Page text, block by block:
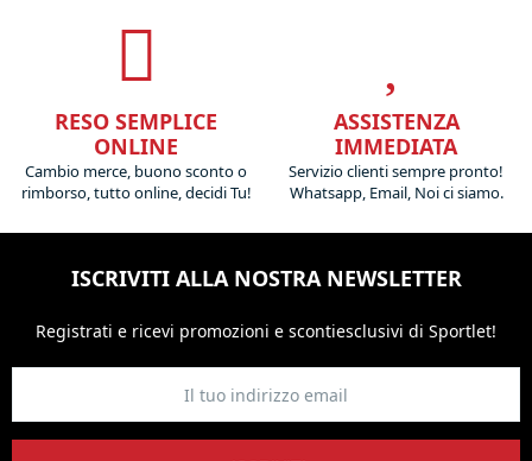
RESO SEMPLICE
ONLINE
Cambio merce, buono sconto o
rimborso, tutto online, decidi Tu!
ASSISTENZA
IMMEDIATA
Servizio clienti sempre pronto!
Whatsapp, Email, Noi ci siamo.
ISCRIVITI ALLA NOSTRA NEWSLETTER
Registrati e ricevi promozioni e scontiesclusivi di Sportlet!